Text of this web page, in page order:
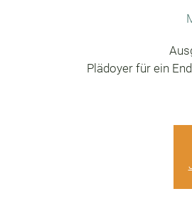
Plädoyer für ein